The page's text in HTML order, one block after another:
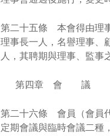
第二十五條 本會得由理
理事長一人，名譽理事、
人，其聘期與理事、監事
第四章 會 議
第二十六條 會員（會員
定期會議與臨時會議二種